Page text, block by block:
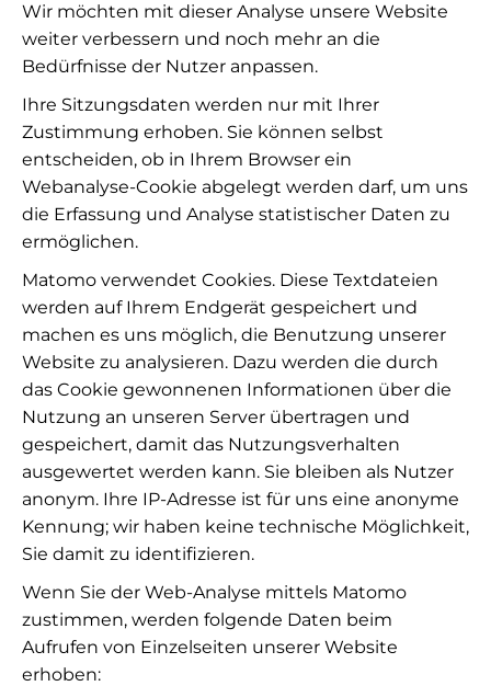
Wir möchten mit dieser Analyse unsere Website
weiter verbessern und noch mehr an die
Bedürfnisse der Nutzer anpassen.
Ihre Sitzungsdaten werden nur mit Ihrer
Zustimmung erhoben. Sie können selbst
entscheiden, ob in Ihrem Browser ein
Webanalyse-Cookie abgelegt werden darf, um uns
die Erfassung und Analyse statistischer Daten zu
ermöglichen.
Matomo verwendet Cookies. Diese Textdateien
werden auf Ihrem Endgerät gespeichert und
machen es uns möglich, die Benutzung unserer
Website zu analysieren. Dazu werden die durch
das Cookie gewonnenen Informationen über die
Nutzung an unseren Server übertragen und
gespeichert, damit das Nutzungsverhalten
ausgewertet werden kann. Sie bleiben als Nutzer
anonym. Ihre IP-Adresse ist für uns eine anonyme
Kennung; wir haben keine technische Möglichkeit,
Sie damit zu identifizieren.
Wenn Sie der Web-Analyse mittels Matomo
zustimmen, werden folgende Daten beim
Aufrufen von Einzelseiten unserer Website
erhoben: